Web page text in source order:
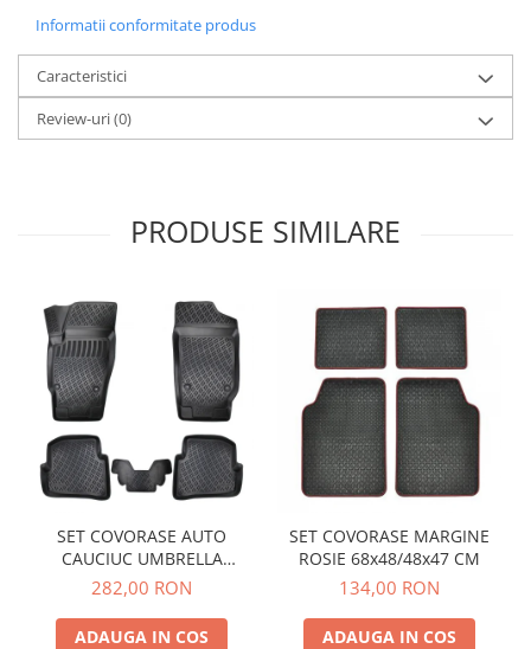
Informatii conformitate produs
Caracteristici
Review-uri(0)
PRODUSE SIMILARE
SET COVORASE AUTO
CAUCIUC UMBRELLA
PENTRU VW POLO V (6R / 6C
/ 61) 2009-2017
282,00 RON
ADAUGA IN COS
SET COVORASE MARGINE
ROSIE 68x48/48x47 CM
134,00 RON
ADAUGA IN COS